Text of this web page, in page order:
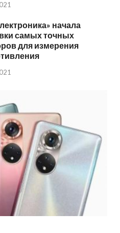
начала
самых точных
для измерения